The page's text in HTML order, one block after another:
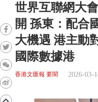
世界互聯網大
開 孫東：配合
大機遇 港主動
國際數據港
香港文匯報 要聞 2026-03-